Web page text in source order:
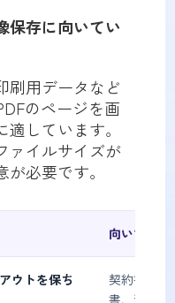
保存に向いてい
刷用データなど
のページを画
しています。
ァイルサイズが
必要です。
向いている
ウトを保ち
契約書、申
書、資料、